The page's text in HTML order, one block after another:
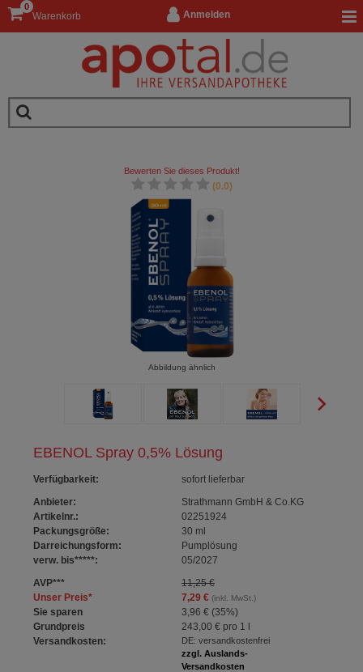
Anmelden
Warenkorb
0
EBENOL Spray 0,5% Lösung
Verfügbarkeit:
sofort lieferbar
Anbieter:
Strathmann GmbH & Co.KG
Artikelnr.:
02251924
Packungsgröße:
30 ml
Darreichungsform:
Pumplösung
verw. bis*****:
05/2027
AVP***
11,25 €
Unser Preis* 7,29 €(inkl. MwSt.)
Sie sparen 3,96 € (35%)
Grundpreis
243,00 €pro 1 l
Versandkosten:
DE: versandkostenfrei
zzgl. Auslands-
Versandkosten
Bewerten Sie dieses Produkt!
(0.0)
Abbildung ähnlich